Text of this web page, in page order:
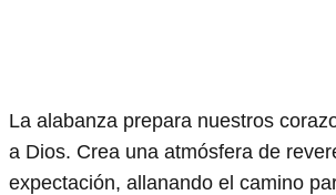
La alabanza prepara nuestros
a Dios. Crea una atmósfera de
expectación, allanando el camino